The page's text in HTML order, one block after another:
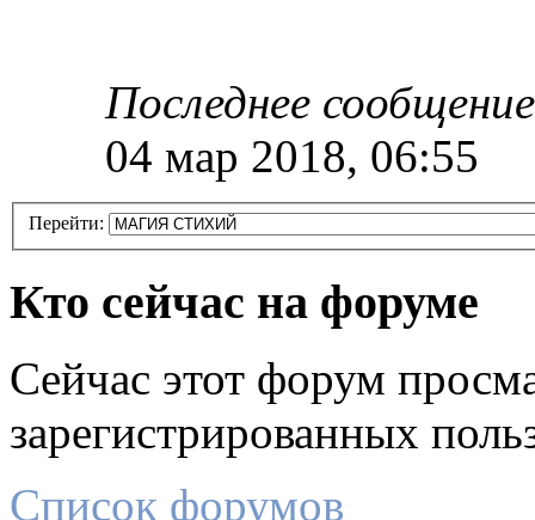
Последнее сообщение
04 мар 2018, 06:55
Перейти:
Кто сейчас на форуме
Сейчас этот форум
зарегистрированных
Список форумов